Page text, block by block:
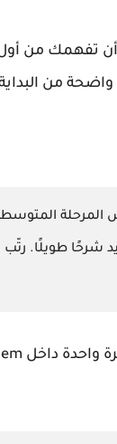
أن تفهمك من
من
المرحلة
شرحًا طويلًا. رتّب